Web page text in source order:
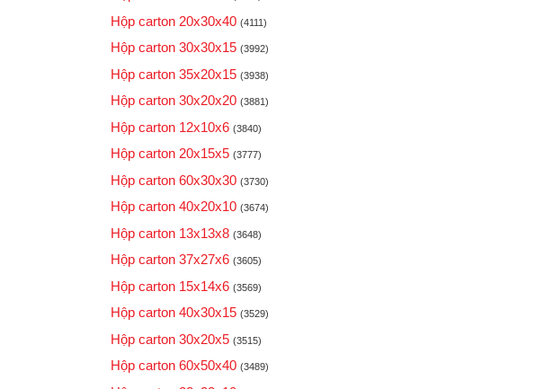
Hộp carton 20x30x40 (4111)
Hộp carton 30x30x15 (3992)
Hộp carton 35x20x15 (3938)
Hộp carton 30x20x20 (3881)
Hộp carton 12x10x6 (3840)
Hộp carton 20x15x5 (3777)
Hộp carton 60x30x30 (3730)
Hộp carton 40x20x10 (3674)
Hộp carton 13x13x8 (3648)
Hộp carton 37x27x6 (3605)
Hộp carton 15x14x6 (3569)
Hộp carton 40x30x15 (3529)
Hộp carton 30x20x5 (3515)
Hộp carton 60x50x40 (3489)